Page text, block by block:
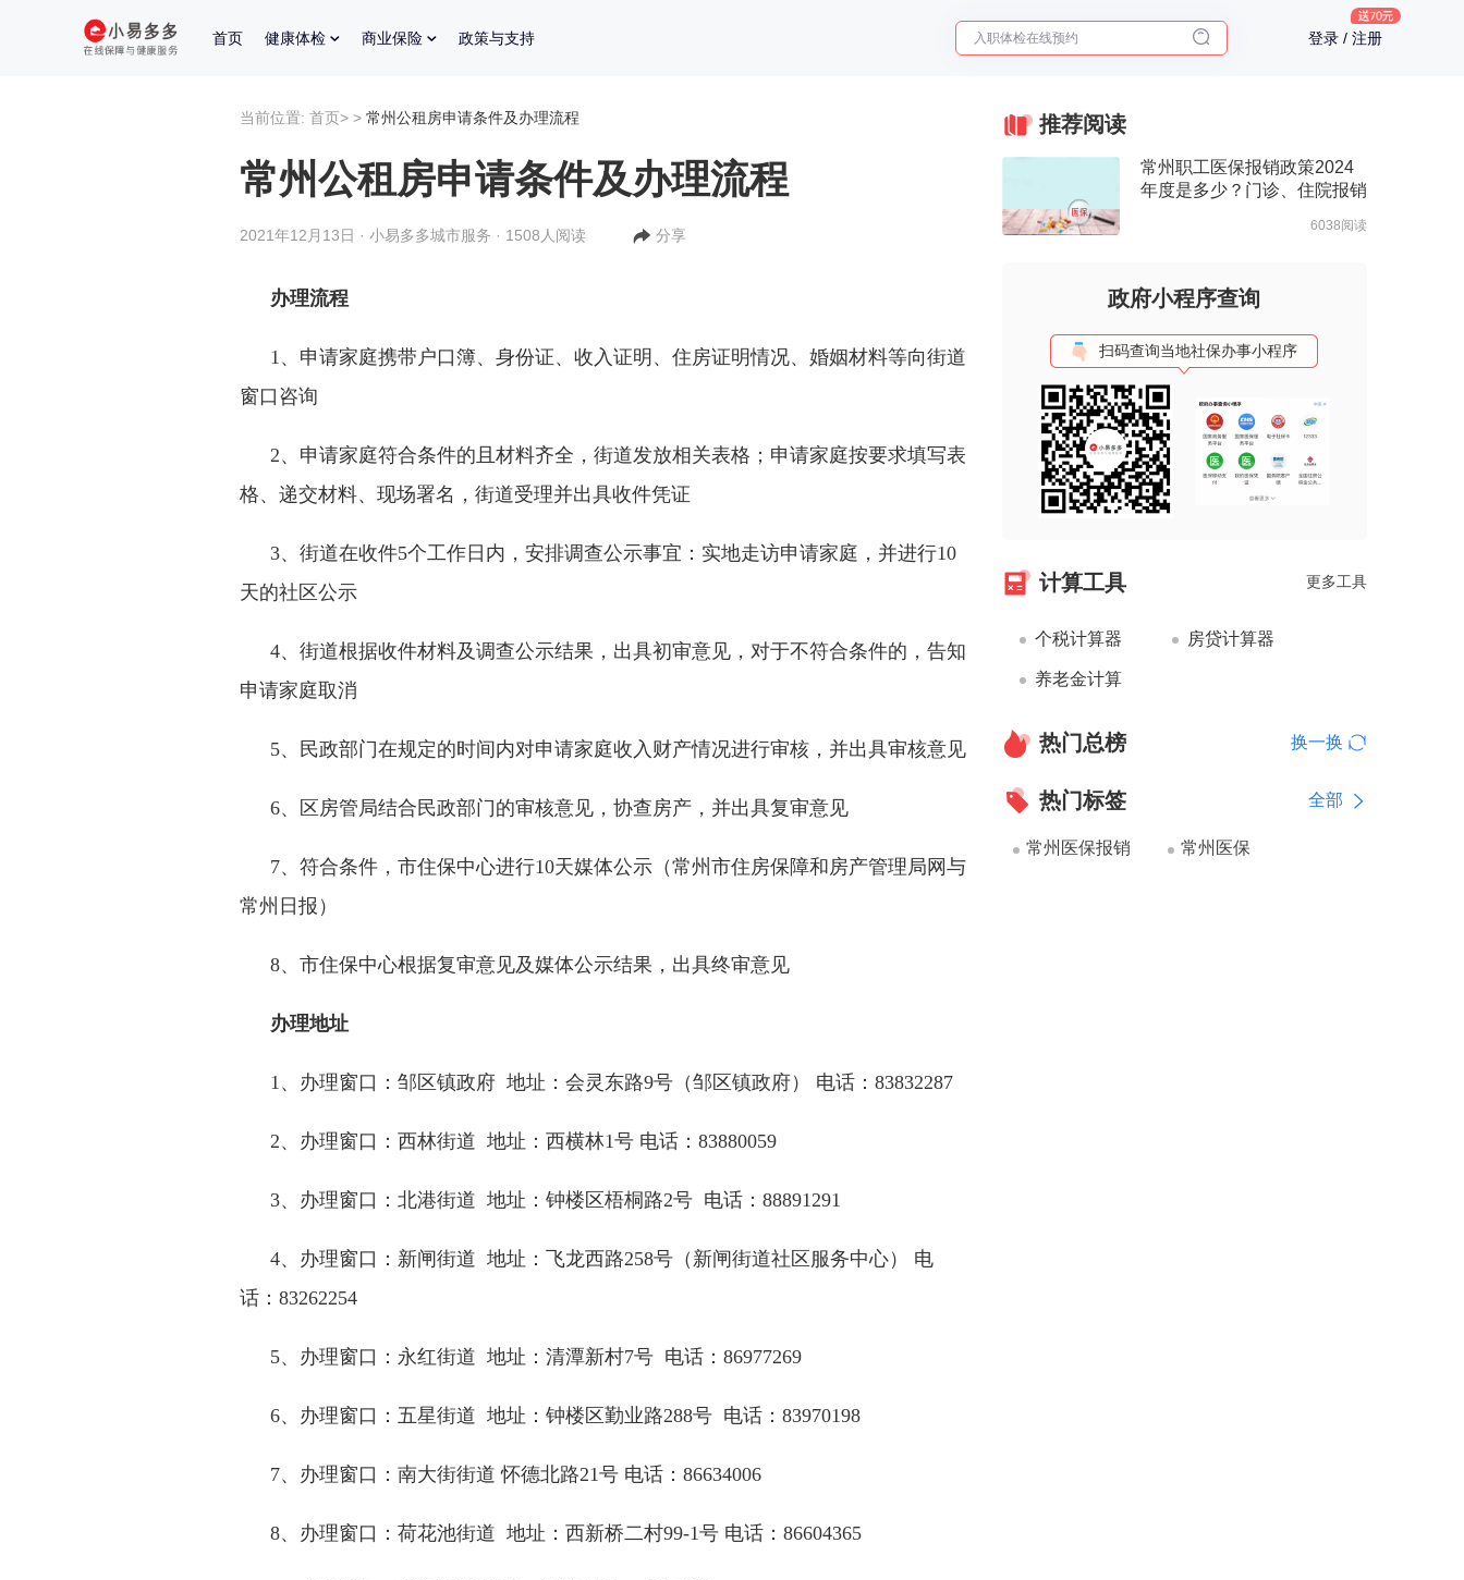
首页 健康体检 商业保险 政策与支持 2025年了，给父母预约体检
入职体检在线预约
登录 / 注册
当前位置: 首页> > 常州公租房申请条件及办理流程
常州公租房申请条件及办理流程
2021年12月13日 · 小易多多城市服务 · 1508人阅读 分享
办理流程
1、申请家庭携带户口簿、身份证、收入证明、住房证明情况、婚姻材料等向街道
窗口咨询
2、申请家庭符合条件的且材料齐全，街道发放相关表格；申请家庭按要求填写表
格、递交材料、现场署名，街道受理并出具收件凭证
3、街道在收件5个工作日内，安排调查公示事宜：实地走访申请家庭，并进行10
天的社区公示
4、街道根据收件材料及调查公示结果，出具初审意见，对于不符合条件的，告知
申请家庭取消
5、民政部门在规定的时间内对申请家庭收入财产情况进行审核，并出具审核意见
6、区房管局结合民政部门的审核意见，协查房产，并出具复审意见
7、符合条件，市住保中心进行10天媒体公示（常州市住房保障和房产管理局网与
常州日报）
8、市住保中心根据复审意见及媒体公示结果，出具终审意见
办理地址
1、办理窗口：邹区镇政府 地址：会灵东路9号（邹区镇政府） 电话： 83832287
2、办理窗口：西林街道 地址：西横林1号 电话： 83880059
3、办理窗口：北港街道 地址：钟楼区梧桐路2号 电话： 88891291
4、办理窗口：新闸街道 地址：飞龙西路258号（新闸街道社区服务中心） 电
话： 83262254
5、办理窗口：永红街道 地址：清潭新村7号 电话： 86977269
6、办理窗口：五星街道 地址：钟楼区勤业路288号 电话： 83970198
7、办理窗口：南大街街道 怀德北路21号 电话： 86634006
8、办理窗口：荷花池街道 地址：西新桥二村99-1号 电话： 86604365
推荐阅读
常州职工医保报销政策2024
年度是多少？门诊、住院报销
6038阅读
政府小程序查询
扫码查询当地社保办事小程序
计算工具 更多工具
个税计算器 房贷计算器
养老金计算
热门总榜 换一换
热门标签 全部
常州医保报销 常州医保